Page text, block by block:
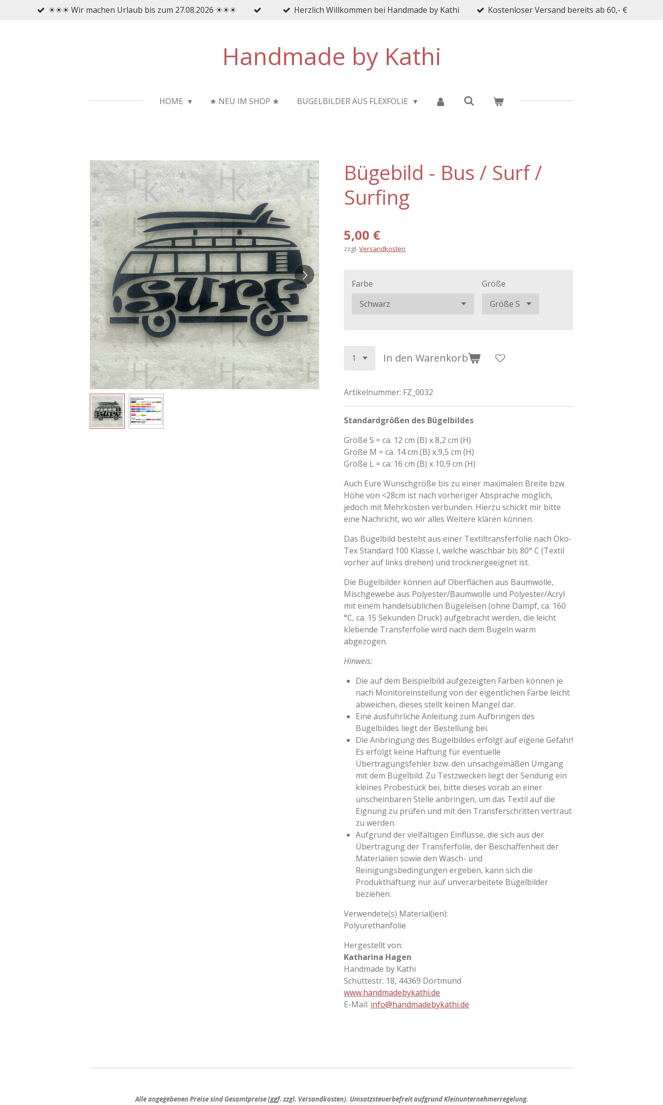
☀☀☀ Wir machen Urlaub bis zum 27.08.2026 ☀☀☀ Herzlich Willkommen bei Handmade by Kathi Kostenloser Versand bereits ab 60,- €
Handmade by Kathi
HOME ★ NEU IM SHOP ★ BÜGELBILDER AUS FLEXFOLIE
Bügebild - Bus / Surf /
Surfing
5,00 €
zzgl. Versandkosten
Farbe Größe
In den Warenkorb
Artikelnummer: FZ_0032
Standardgrößen des Bügelbildes
Größe S = ca. 12 cm (B) x 8,2 cm (H)
Größe M = ca. 14 cm (B) x 9,5 cm (H)
Größe L = ca. 16 cm (B) x 10,9 cm (H)
Auch Eure Wunschgröße bis zu einer maximalen Breite bzw.
Höhe von <28cm ist nach vorheriger Absprache möglich,
jedoch mit Mehrkosten verbunden. Hierzu schickt mir bitte
eine Nachricht, wo wir alles Weitere klären können.
Das Bügelbild besteht aus einer Textiltransferfolie nach Öko-
Tex Standard 100 Klasse I, welche waschbar bis 80° C (Textil
vorher auf links drehen) und trocknergeeignet ist.
Die Bügelbilder können auf Oberflächen aus Baumwolle,
Mischgewebe aus Polyester/Baumwolle und Polyester/Acryl
mit einem handelsüblichen Bügeleisen (ohne Dampf, ca. 160
°C, ca. 15 Sekunden Druck) aufgebracht werden, die leicht
klebende Transferfolie wird nach dem Bügeln warm
abgezogen.
Hinweis:
Die auf dem Beispielbild aufgezeigten Farben können je
nach Monitoreinstellung von der eigentlichen Farbe leicht
abweichen, dieses stellt keinen Mangel dar.
Eine ausführliche Anleitung zum Aufbringen des
Bügelbildes liegt der Bestellung bei.
Die Anbringung des Bügelbildes erfolgt auf eigene Gefahr!
Es erfolgt keine Haftung für eventuelle
Übertragungsfehler bzw. den unsachgemäßen Umgang
mit dem Bügelbild. Zu Testzwecken liegt der Sendung ein
kleines Probestück bei, bitte dieses vorab an einer
unscheinbaren Stelle anbringen, um das Textil auf die
Eignung zu prüfen und mit den Transferschritten vertraut
zu werden.
Aufgrund der vielfältigen Einflüsse, die sich aus der
Übertragung der Transferfolie, der Beschaffenheit der
Materialien sowie den Wasch- und
Reinigungsbedingungen ergeben, kann sich die
Produkthaftung nur auf unverarbeitete Bügelbilder
beziehen.
Verwendete(s) Material(ien):
Polyurethanfolie
Hergestellt von:
Katharina Hagen
Handmade by Kathi
Schüttestr. 18, 44369 Dortmund
www.handmadebykathi.de
E-Mail: info@handmadebykathi.de
Alle angegebenen Preise sindGesamtpreise(ggf. zzgl. Versandkosten). Umsatzsteuerbefreit aufgrund Kleinunternehmerregelung.